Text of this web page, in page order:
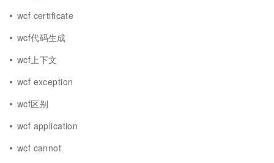
wcf certificate
wcf代码生成
wcf上下文
wcf exception
wcf区别
wcf application
wcf cannot